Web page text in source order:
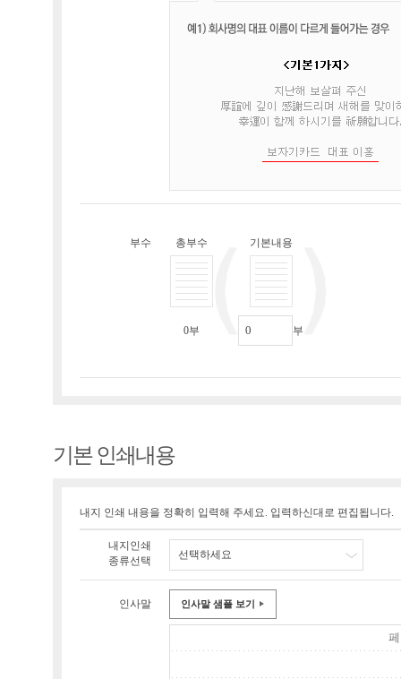
부수 총부수
0부
기본내용
부
기본 인쇄내용
내지 인쇄 내용을 정확히 입력해 주세요. 입력하신대로 편집됩니다.
내지인쇄
종류선택
선택하세요
인사말 인사말 샘플 보기